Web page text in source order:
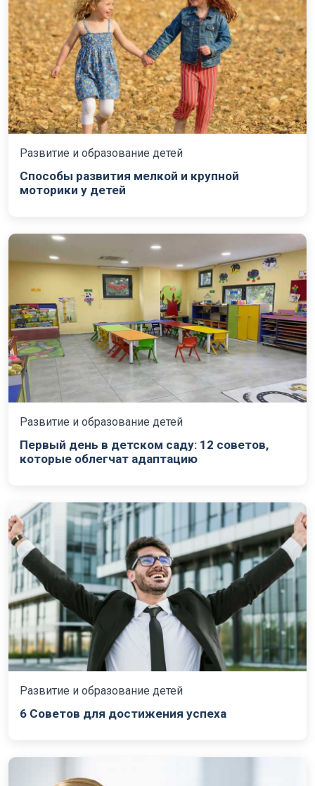
Развитие и образование детей
Способы развития мелкой и крупной
моторики у детей
Развитие и образование детей
Первый день в детском саду: 12 советов,
которые облегчат адаптацию
Развитие и образование детей
6 Советов для достижения успеха